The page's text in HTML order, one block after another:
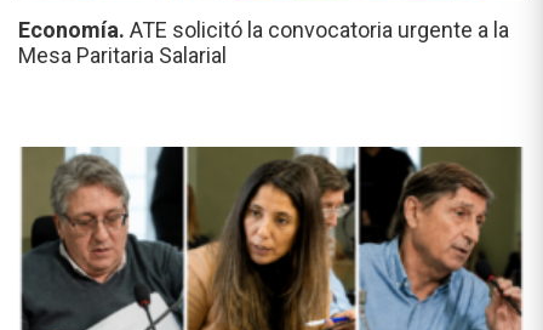
Economía. ATE solicitó la convocatoria urgente a la
Mesa Paritaria Salarial